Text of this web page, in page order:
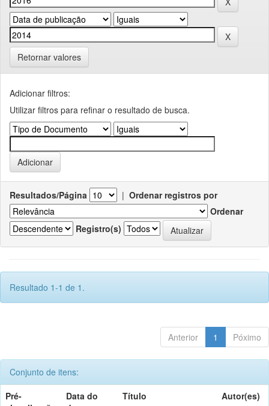
Retornar valores
Adicionar filtros:
Utilizar filtros para refinar o resultado de busca.
Resultados/Página | Ordenar registros por
Ordenar
Registro(s)
Resultado 1-1 de 1.
Anterior 1 Póximo
Conjunto de itens:
Pré-
Data do
Título Autor(es)